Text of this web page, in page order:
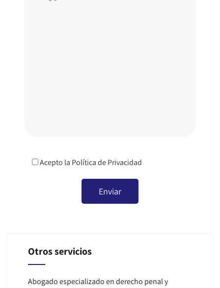
Acepto la Política de Privacidad
Otros servicios
Abogado especializado en derecho penal y